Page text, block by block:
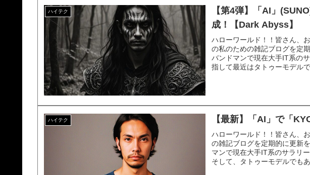
ハイテク
【第4弾】「AI」
成！【Dark Abyss】
ハローワールド！！皆さん、
の私のための雑記ブログを定
バンドマンで現在大手IT系の
指して最近はタトゥーモデル
ハイテク 【最新】「AI」で「
ハローワールド！！皆さん、
の雑記ブログを定期的に更新
マンで現在大手IT系のサラリ
そして、タトゥーモデルでも